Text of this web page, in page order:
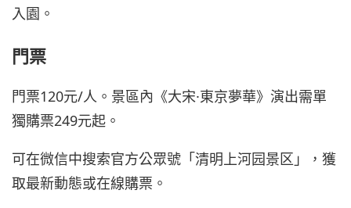
入園。
門票
門票120元/人。景區內《大宋·東京夢華》演出需單
獨購票249元起。
可在微信中搜索官方公眾號「清明上河园景区」，獲
取最新動態或在線購票。